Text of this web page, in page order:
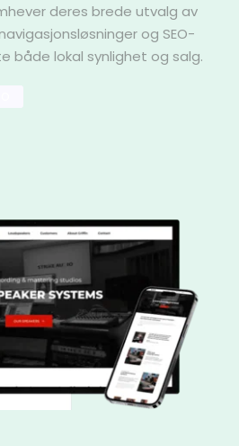
deres brede utvalg av
og SEO-
både lokal synlighet og salg.